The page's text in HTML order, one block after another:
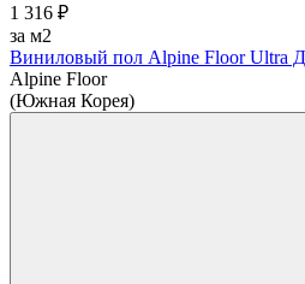
1 316 ₽
за м2
Виниловый пол Alpine Floor Ultra
Alpine Floor
(Южная Корея)